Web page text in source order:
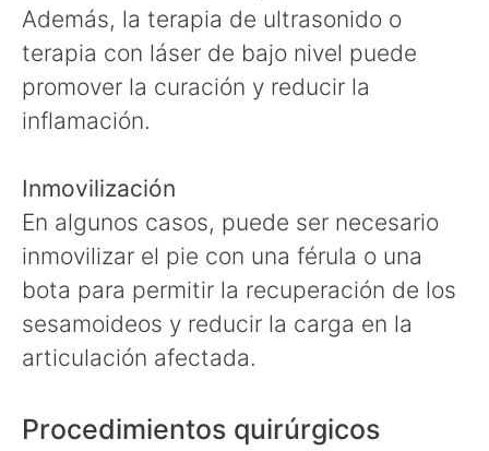
Además, la terapia de ultrasonido o
terapia con láser de bajo nivel puede
promover la curación y reducir la
inflamación.
Inmovilización
En algunos casos, puede ser necesario
inmovilizar el pie con una férula o una
bota para permitir la recuperación de los
sesamoideos y reducir la carga en la
articulación afectada.
Procedimientos quirúrgicos